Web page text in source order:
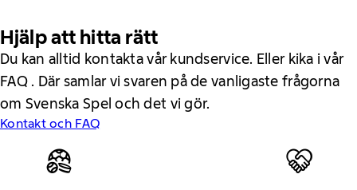
Hjälp att hitta rätt
Du kan alltid kontakta vår kundservice. Eller kika i vår
FAQ . Där samlar vi svaren på de vanligaste frågorna
om Svenska Spel och det vi gör.
Kontakt och FAQ